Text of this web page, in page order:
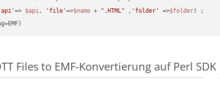
=> $api, 'file'=>$name + ".HTML" , 'folder' =>$folder) ;
Files to EMF-Konvertierung auf Perl SDK